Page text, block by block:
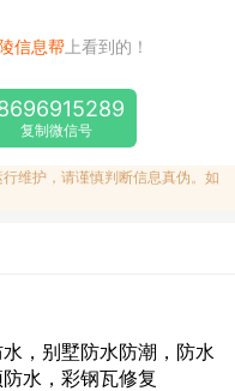
信息帮 上看到的！
复制微信号
维护，请谨慎判断信息真伪。如
，别墅防水防潮，防水
水，彩钢瓦修复